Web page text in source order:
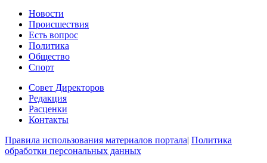
Новости
Происшествия
Есть вопрос
Политика
Общество
Спорт
Совет Директоров
Редакция
Расценки
Контакты
Правила использования материалов портала| Политика
обработки персональных данных